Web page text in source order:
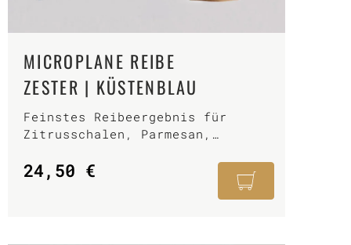
MICROPLANE REIBE
ZESTER | KÜSTENBLAU
Feinstes Reibeergebnis für
Zitrusschalen, Parmesan,
u.v.m
24,50 €